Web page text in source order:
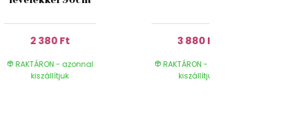
2 380 Ft
RAKTÁRON - azonnal
kiszállítjuk
3 880 Ft
RAKTÁRON - azonnal
kiszállítjuk